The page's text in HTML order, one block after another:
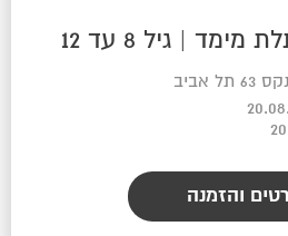
| גיל 8 עד 12
והזמנה